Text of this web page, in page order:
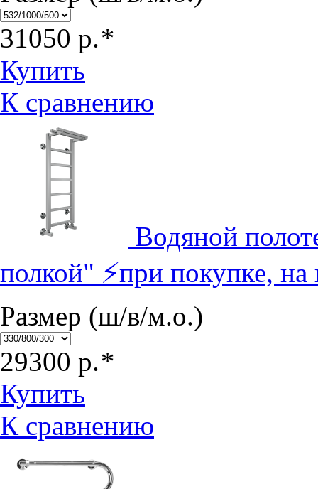
31050 р.*
Купить
К сравнению
Водяной
полкой" ⚡при покупке, на
Размер (ш/в/м.о.)
29300 р.*
Купить
К сравнению